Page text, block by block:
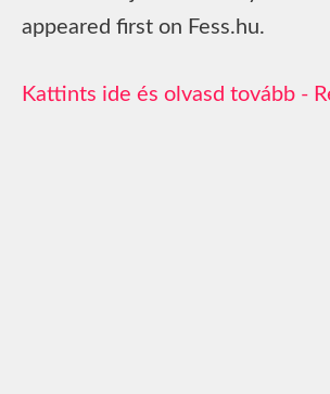
appeared first on Fess.hu.